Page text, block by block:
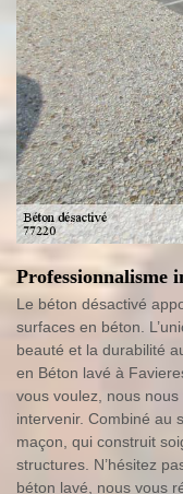
Professionnalisme
Le béton désactivé
surfaces en béton.
beauté et la durabilité
en Béton lavé à
vous voulez, nous
intervenir. Combiné au
maçon, qui construit
structures. N’hésitez
béton lavé, nous vous